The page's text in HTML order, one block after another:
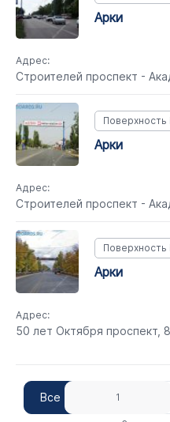
арки
Адрес:
Строителей проспект -
арки
Адрес:
Строителей проспект -
арки
Адрес:
50 лет Октября проспект,
Все 1